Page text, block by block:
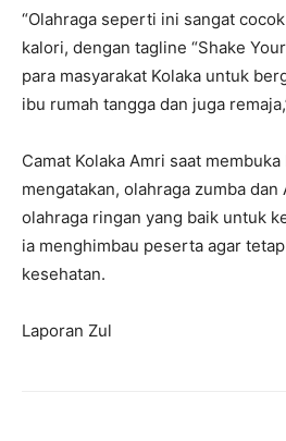
“Olahraga seperti ini sangat
kalori, dengan tagline “Shake
para masyarakat Kolaka untuk
ibu rumah tangga dan juga
Camat Kolaka Amri saat
mengatakan, olahraga zumba
olahraga ringan yang baik untuk
ia menghimbau peserta agar
kesehatan.
Laporan Zul